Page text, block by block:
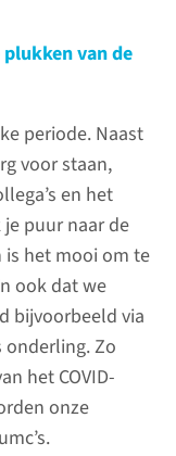
van de
periode. Naast
voor staan,
en het
puur naar de
het mooi om te
ook dat we
bijvoorbeeld via
onderling. Zo
het COVID-
onze
is
één